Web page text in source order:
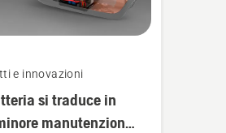
a batteria.
e innovazioni
si traduce in
manutenzione